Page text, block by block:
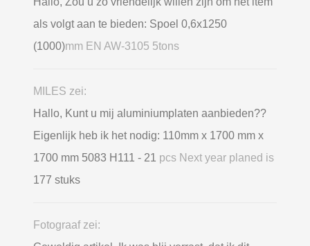
als volgt aan te bieden: Spoel 0,6х1250
(1000)mm EN AW-3105 5tons
MILES zei:
Hallo, Kunt u mij aluminiumplaten aanbieden??
Eigenlijk heb ik het nodig: 110mm x 1700 mm x
1700 mm 5083 H111 - 21 pcs Next year planed is
177 stuks
Fotograaf zei: